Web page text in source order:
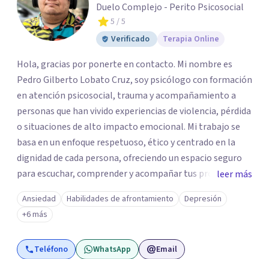
Duelo Complejo - Perito Psicosocial
5 / 5
Verificado
Terapia Online
Hola, gracias por ponerte en contacto. Mi nombre es
Pedro Gilberto Lobato Cruz, soy psicólogo con formación
en atención psicosocial, trauma y acompañamiento a
personas que han vivido experiencias de violencia, pérdida
o situaciones de alto impacto emocional. Mi trabajo se
basa en un enfoque respetuoso, ético y centrado en la
dignidad de cada persona, ofreciendo un espacio seguro
para escuchar, comprender y acompañar tus procesos
emocionales a tu propio ritmo. Creo firmemente en la
importancia de construir juntos herramientas que
fortalezcan el bienestar, la autonomía y el sentido de
vida. Será un gusto acompañarte en este proceso. Quedo
atento para resolver cualquier duda y acordar una cita. Un
leer más
Ansiedad Habilidades de afrontamiento
Depresión
+6 más
Teléfono WhatsApp Email